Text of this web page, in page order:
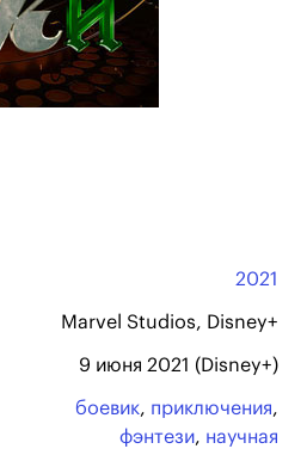
2021
Marvel Studios, Disney+
9 июня 2021 (Disney+)
боевик, приключения,
фэнтези, научная